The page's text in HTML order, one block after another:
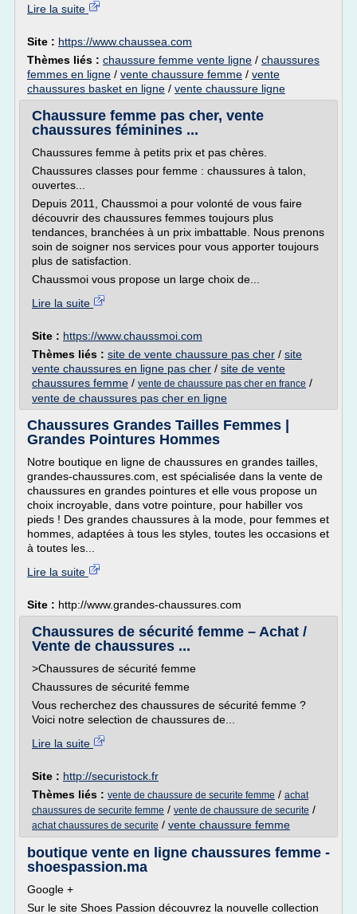
Lire la suite
Site : https://www.chaussea.com
Thèmes liés : chaussure femme vente ligne / chaussures
femmes en ligne / vente chaussure femme / vente
chaussures basket en ligne / vente chaussure ligne
Chaussure femme pas cher, vente
chaussures féminines ...
Chaussures femme à petits prix et pas chères.
Chaussures classes pour femme : chaussures à talon,
ouvertes...
Depuis 2011, Chaussmoi a pour volonté de vous faire
découvrir des chaussures femmes toujours plus
tendances, branchées à un prix imbattable. Nous prenons
soin de soigner nos services pour vous apporter toujours
plus de satisfaction.
Chaussmoi vous propose un large choix de...
Lire la suite
Site : https://www.chaussmoi.com
Thèmes liés : site de vente chaussure pas cher / site
vente chaussures en ligne pas cher / site de vente
chaussures femme / vente de chaussure pas cher en france /
vente de chaussures pas cher en ligne
Chaussures Grandes Tailles Femmes |
Grandes Pointures Hommes
Notre boutique en ligne de chaussures en grandes tailles,
grandes-chaussures.com, est spécialisée dans la vente de
chaussures en grandes pointures et elle vous propose un
choix incroyable, dans votre pointure, pour habiller vos
pieds ! Des grandes chaussures à la mode, pour femmes et
hommes, adaptées à tous les styles, toutes les occasions et
à toutes les...
Lire la suite
Site : http://www.grandes-chaussures.com
Chaussures de sécurité femme – Achat /
Vente de chaussures ...
>Chaussures de sécurité femme
Chaussures de sécurité femme
Vous recherchez des chaussures de sécurité femme ?
Voici notre selection de chaussures de...
Lire la suite
Site : http://securistock.fr
Thèmes liés : vente de chaussure de securite femme / achat
chaussures de securite femme / vente de chaussure de securite /
achat chaussures de securite / vente chaussure femme
boutique vente en ligne chaussures femme -
shoespassion.ma
Google +
Sur le site Shoes Passion découvrez la nouvelle collection